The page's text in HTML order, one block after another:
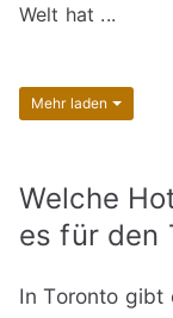
Welt hat ...
Mehr laden
Welche
es für den
In Toronto gibt